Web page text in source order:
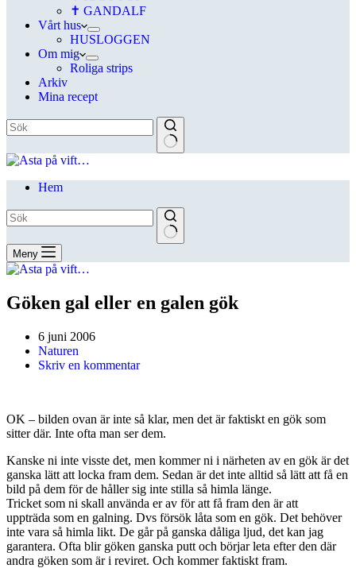
✝ GANDALF
Vårt hus
HUSLOGGEN
Om mig
Roliga strips
Arkiv
Mina recept
Hem
Meny
Göken gal eller en galen gök
6 juni 2006
Naturen
Skriv en kommentar
OK – bilden ovan är inte så klar, men det är faktiskt en gök som
sitter där. Inte ofta man ser dem.
Kanske ni inte visste det, men kommer ni i närheten av en gök är det
ganska lätt att locka fram dem. Sedan är det inte alltid så lätt att få en
bild på dem för de håller sig inte stilla så himla länge.
Tricket som ni skall använda er av för att få fram den är att
uppträda som en galning. Dvs försök låta som en gök. Det behöver
inte vara så himla likt. De går på ganska dåliga ljud, det kan jag
garantera. Ofta blir göken ganska putt och börjar leta efter den där
andra göken som är i reviret. Och kommer faktiskt fram.